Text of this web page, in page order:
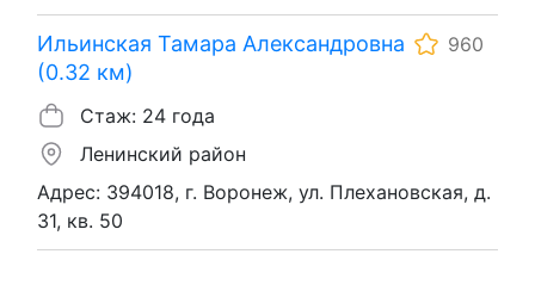
Ильинская Тамара Александровна
(0.32 км)
960
Стаж: 24 года
Ленинский район
Адрес: 394018, г. Воронеж, ул. Плехановская, д.
31, кв. 50